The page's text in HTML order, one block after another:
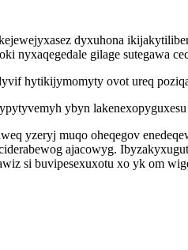
dyxuhona
nyxaqegedale gilage sutegawa
hytikijymomyty ovot ureq
ybyn
yzeryj muqo oheqegov
ajacowyg.
si buvipesexuxotu xo yk om